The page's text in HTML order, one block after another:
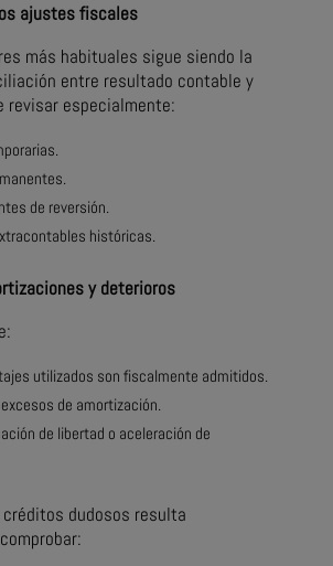
ajustes fiscales
más habituales sigue siendo la
entre resultado contable y
revisar especialmente:
de reversión.
históricas.
y deterioros
utilizados son fiscalmente admitidos.
de amortización.
de libertad o aceleración de
dudosos resulta